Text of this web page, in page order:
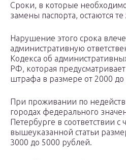
Сроки, в которые
замены паспорта, остаются
Нарушение этого срока
административную
Кодекса об
РФ, которая
штрафа в размере от 2000 до
При проживании по
городах федерального
Петербурге в соответствии с
вышеуказанной статьи
3000 до 5000 рублей.